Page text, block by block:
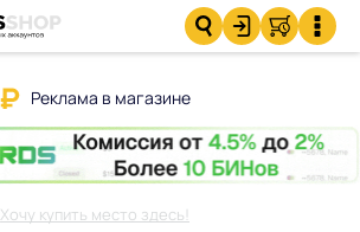
Реклама в магазине
Хочу купить место здесь!